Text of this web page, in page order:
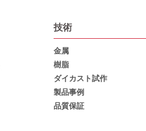
技術
金属
樹脂
ダイカスト試作
製品事例
品質保証